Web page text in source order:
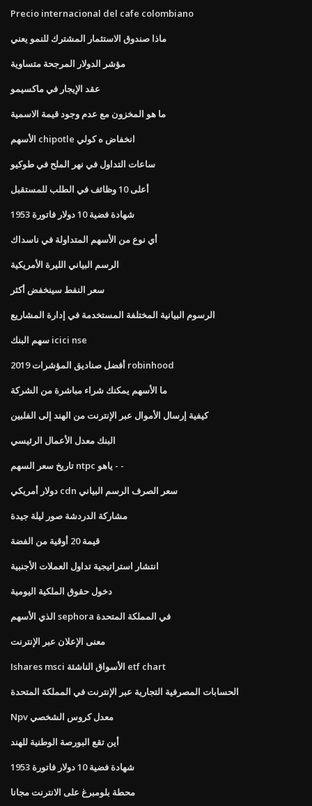
Precio internacional del cafe colombiano
ماذا صندوق الاستثمار المشترك للنمو يعني
مؤشر الدولار المرجحة متساوية
عقد الإيجار في ماكسيمو
ما هو المخزون مع عدم وجود قيمة الاسمية
الأسهم chipotle انخفاض ه كولي
ساعات التداول في نهر الملح في طوكيو
أعلى 10 وظائف في الطلب للمستقبل
شهادة فضية 10 دولار فاتورة 1953
أي نوع من الأسهم المتداولة في ناسداك
الرسم البياني الليرة الأمريكية
سعر النفط سينخفض ​​أكثر
الرسوم البيانية المختلفة المستخدمة في إدارة المشاريع
سهم البنك icici nse
أفضل صناديق المؤشرات 2019 robinhood
ما الأسهم يمكنك شراء مباشرة من الشركة
كيفية إرسال الأموال عبر الإنترنت من الهند إلى الفلبين
البنك معدل الأعمال الرئيسي
تاريخ سعر السهم ntpc ياهو - -
دولار أمريكي cdn سعر الصرف الرسم البياني
مشاركة الدردشة صور ليلة جيدة
قيمة 20 أوقية من الفضة
انتشار استراتيجية تداول العملات الأجنبية
دخول حقوق الملكية اليومية
الذي الأسهم sephora في المملكة المتحدة
معنى الإعلان عبر الإنترنت
Ishares msci الأسواق الناشئة etf chart
الحسابات المصرفية التجارية عبر الإنترنت في المملكة المتحدة
Npv معدل كروس الشخصي
أين تقع البورصة الوطنية للهند
شهادة فضية 10 دولار فاتورة 1953
محطة بلومبرغ على الانترنت مجانا